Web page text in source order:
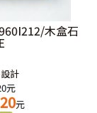
木盒石
計
元
元